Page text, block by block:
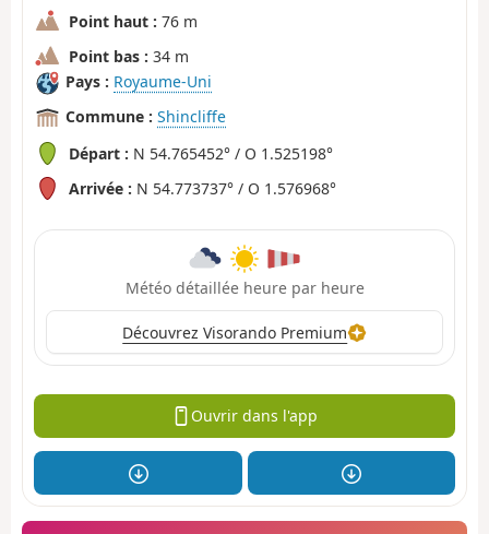
Point haut : 76 m
Point bas : 34 m
Pays : Royaume-Uni
Commune : Shincliffe
Départ : N 54.765452° / O 1.525198°
Arrivée : N 54.773737° / O 1.576968°
Météo détaillée heure par heure
Découvrez Visorando Premium
Ouvrir dans l'app